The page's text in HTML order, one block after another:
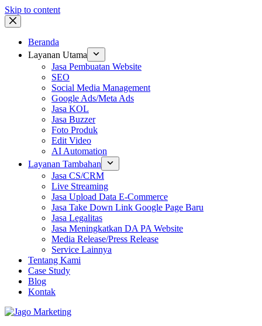
Skip to content
Beranda
Layanan Utama
Jasa Pembuatan Website
SEO
Social Media Management
Google Ads/Meta Ads
Jasa KOL
Jasa Buzzer
Foto Produk
Edit Video
AI Automation
Layanan Tambahan
Jasa CS/CRM
Live Streaming
Jasa Upload Data E-Commerce
Jasa Take Down Link Google Page Baru
Jasa Legalitas
Jasa Meningkatkan DA PA Website
Media Release/Press Release
Service Lainnya
Tentang Kami
Case Study
Blog
Kontak